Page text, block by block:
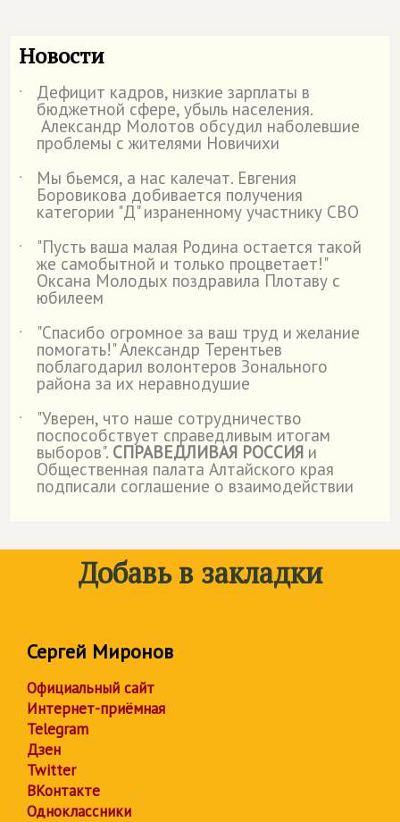
Новости
˙ Дефицит кадров, низкие зарплаты в
бюджетной сфере, убыль населения.
Александр Молотов обсудил наболевшие
проблемы с жителями Новичихи
˙
Мы бьемся, а нас калечат. Евгения
Боровикова добивается получения
категории "Д" израненному участнику СВО
˙
"Пусть ваша малая Родина остается такой
же самобытной и только процветает!"
Оксана Молодых поздравила Плотаву с
юбилеем
˙
"Спасибо огромное за ваш труд и желание
помогать!" Александр Терентьев
поблагодарил волонтеров Зонального
района за их неравнодушие
˙
"Уверен, что наше сотрудничество
поспособствует справедливым итогам
выборов". СПРАВЕДЛИВАЯ РОССИЯ и
Общественная палата Алтайского края
подписали соглашение о взаимодействии
Добавь в закладки
Сергей Миронов
Официальный сайт
Интернет-приёмная
Telegram
Дзен
Twitter
ВКонтакте
Одноклассники